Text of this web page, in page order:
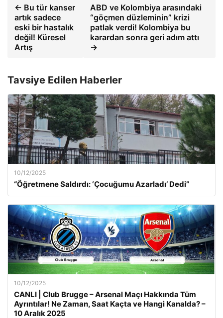
← Bu tür kanser
artık sadece
eski bir hastalık
değil! Küresel
Artış
ABD ve Kolombiya arasındaki
“göçmen düzleminin” krizi
patlak verdi! Kolombiya bu
karardan sonra geri adım attı
→
Tavsiye Edilen Haberler
10/12/2025
“Öğretmene Saldırdı: ‘Çocuğumu Azarladı’ Dedi”
10/12/2025
CANLI | Club Brugge – Arsenal Maçı Hakkında Tüm
Ayrıntılar! Ne Zaman, Saat Kaçta ve Hangi Kanalda? –
10 Aralık 2025